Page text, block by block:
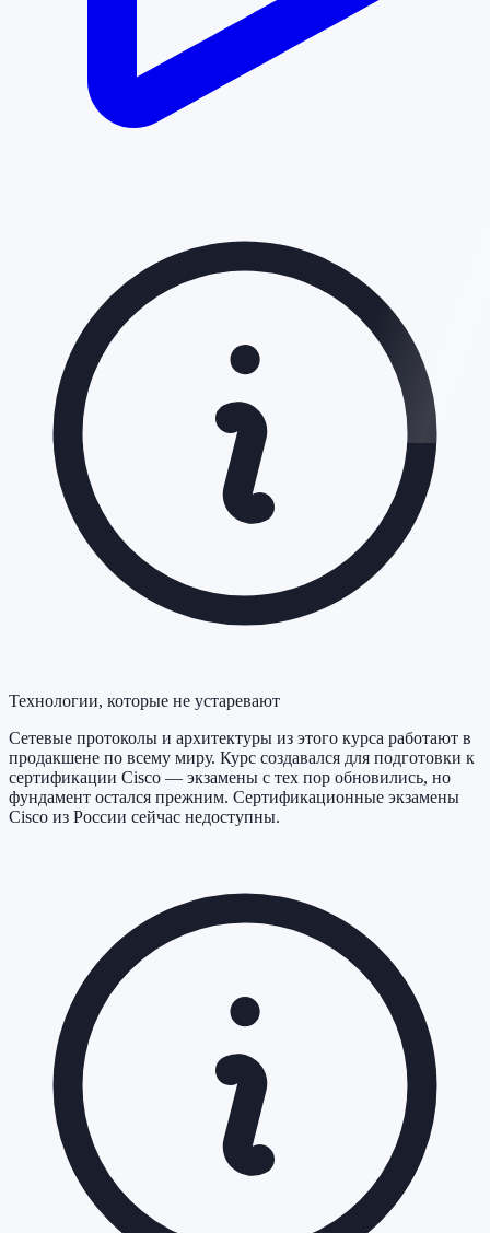
Технологии, которые не устаревают
Сетевые протоколы и архитектуры из этого курса работают в
продакшене по всему миру. Курс создавался для подготовки к
сертификации Cisco — экзамены с тех пор обновились, но
фундамент остался прежним. Сертификационные экзамены
Cisco из России сейчас недоступны.